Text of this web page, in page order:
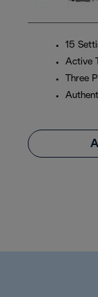
15
Active
Three